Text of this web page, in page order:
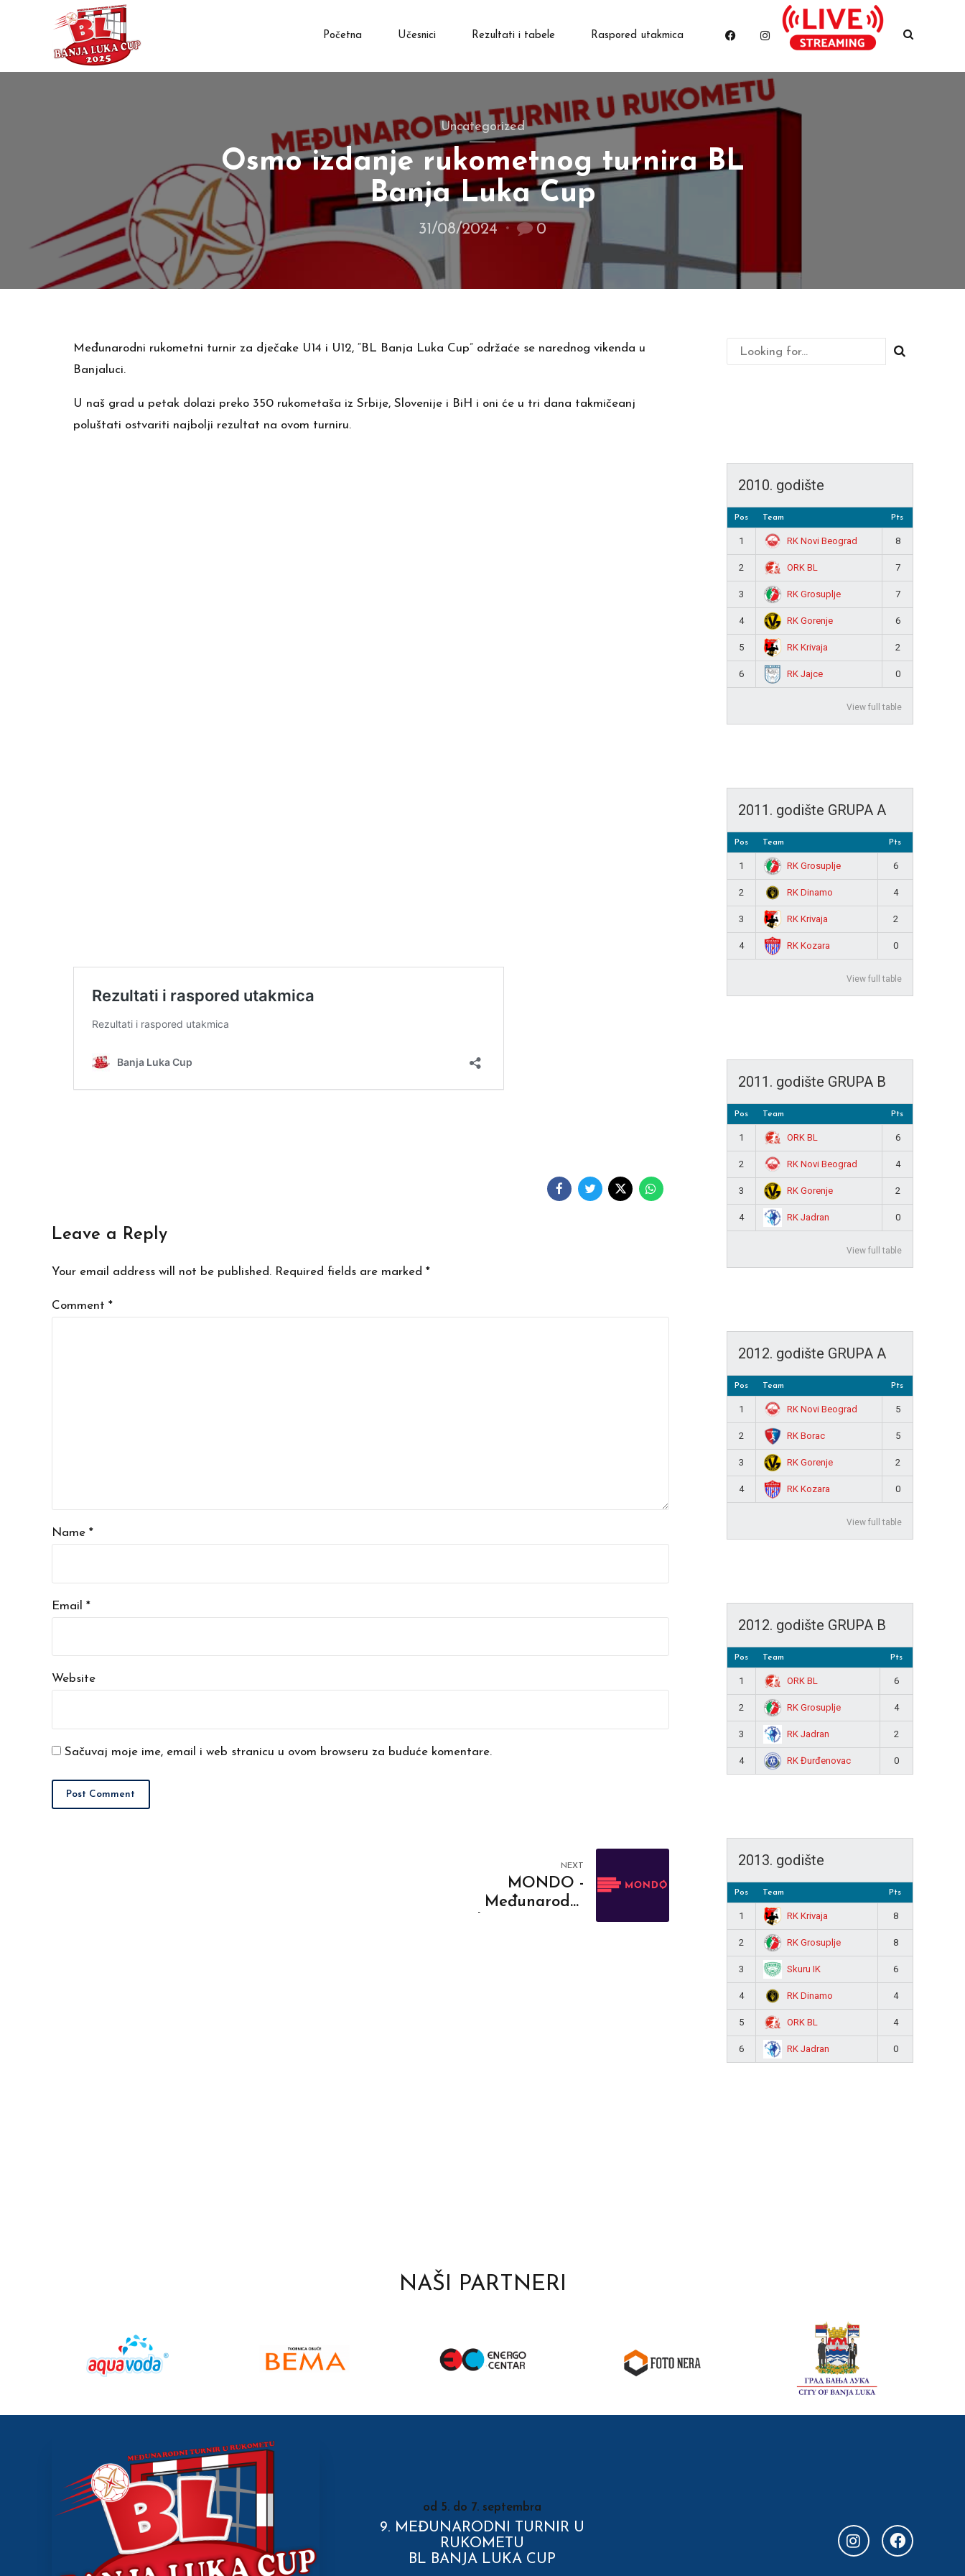
Početna Učesnici Rezultati i tabele Raspored utakmica
Uncategorized
Osmo izdanje rukometnog turnira BL
Banja Luka Cup
31/08/2024 0
Međunarodni rukometni turnir za dječake U14 i U12, “BL Banja Luka Cup” održaće se narednog vikenda u
Banjaluci.
U naš grad u petak dolazi preko 350 rukometaša iz Srbije, Slovenije i BiH i oni će u tri dana takmičeanj
poluštati ostvariti najbolji rezultat na ovom turniru.
Leave a Reply
Your email address will not be published. Required fields are marked *
Comment *
Name *
Email *
Website
Sačuvaj moje ime, email i web stranicu u ovom browseru za buduće komentare.
Post Comment
NEXT
MONDO -
Međunarodni
2010. godište
Pos Team Pts
1 RK Novi Beograd 8
2 ORK BL 7
3 RK Grosuplje 7
4 RK Gorenje 6
5 RK Krivaja 2
6 RK Jajce 0
View full table
2011. godište GRUPA A
Pos Team Pts
1 RK Grosuplje 6
2 RK Dinamo 4
3 RK Krivaja 2
4 RK Kozara 0
View full table
2011. godište GRUPA B
Pos Team Pts
1 ORK BL 6
2 RK Novi Beograd 4
3 RK Gorenje 2
4 RK Jadran 0
View full table
2012. godište GRUPA A
Pos Team Pts
1 RK Novi Beograd 5
2 RK Borac 5
3 RK Gorenje 2
4 RK Kozara 0
View full table
2012. godište GRUPA B
Pos Team Pts
1 ORK BL 6
2 RK Grosuplje 4
3 RK Jadran 2
4 RK Đurđenovac 0
2013. godište
Pos Team Pts
1 RK Krivaja 8
2 RK Grosuplje 8
3 Skuru IK 6
4 RK Dinamo 4
5 ORK BL 4
6 RK Jadran 0
NAŠI PARTNERI
od 5. do 7. septembra
9. MEĐUNARODNI TURNIR U
RUKOMETU
BL BANJA LUKA CUP